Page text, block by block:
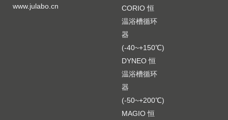
www.julabo.cn
CORIO 恒
温浴槽循环
器
(-40~+150℃)
DYNEO 恒
温浴槽循环
器
(-50~+200℃)
MAGIO 恒